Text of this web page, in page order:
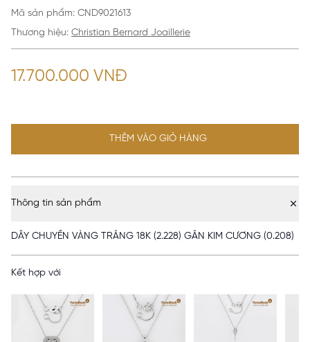
Mã sản phẩm: CND9021613
Thương hiệu: Christian Bernard Joaillerie
17.700.000 VNĐ
THÊM VÀO GIỎ HÀNG
Thông tin sản phẩm
DÂY CHUYỀN VÀNG TRẮNG 18K (2.228) GẮN KIM CƯƠNG (0.208)
Kết hợp với